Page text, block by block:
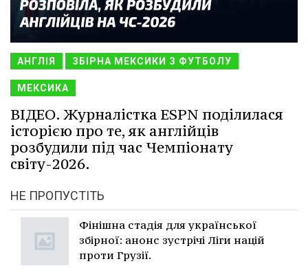
АНГЛІЯ ЗБІРНА МЕКСИКИ З ФУТБОЛУ
МЕКСИКА
ВІДЕО. Журналістка ESPN поділилася
історією про те, як англійців
розбудили під час Чемпіонату
світу-2026.
НЕ ПРОПУСТІТЬ
Фінішна стадія для української
збірної: анонс зустрічі Ліги націй
проти Грузії.